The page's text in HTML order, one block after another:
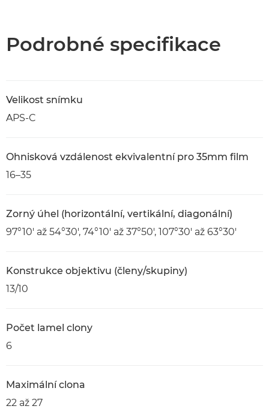
Podrobné specifikace
Velikost snímku
APS-C
Ohnisková vzdálenost ekvivalentní pro 35mm film
16–35
Zorný úhel (horizontální, vertikální, diagonální)
97°10' až 54°30', 74°10' až 37°50', 107°30' až 63°30'
Konstrukce objektivu (členy/skupiny)
13/10
Počet lamel clony
6
Maximální clona
22 až 27